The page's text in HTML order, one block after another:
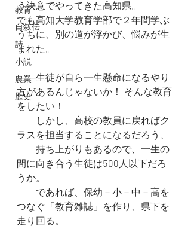
教育
自叙伝
詩
小説
農業
歴史
う決意でやってきた高知県。
でも高知大学教育学部で２年間学ぶ
うちに、別の道が浮かび、悩みが生
まれた。
――生徒が自ら一生懸命になるやり
方があるんじゃないか！ そんな教育
をしたい！
しかし、高校の教員に戻ればク
ラスを担当することになるだろう、
持ち上がりもあるので、一生の
間に向き合う生徒は500人以下だろ
うか。
であれば、保幼－小－中－高を
つなぐ「教育雑誌」を作り、県下を
走り回る。